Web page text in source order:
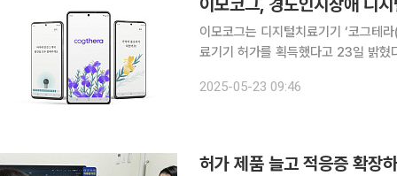
이모코그, 경도인지장애 디
이모코그는 디지털치료기기 ‘코그
료기기 허가를 획득했다고 23일 밝
모바일 앱 기반 인지중재치료 소프트
2025-05-23 09:46
허가 제품 늘고 적응증 확장